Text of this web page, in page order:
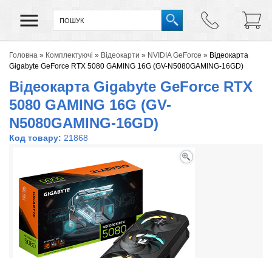
Головна » Комплектуючі » Відеокарти » NVIDIA GeForce » Відеокарта
Gigabyte GeForce RTX 5080 GAMING 16G (GV-N5080GAMING-16GD)
Відеокарта Gigabyte GeForce RTX
5080 GAMING 16G (GV-
N5080GAMING-16GD)
Код товару: 21868